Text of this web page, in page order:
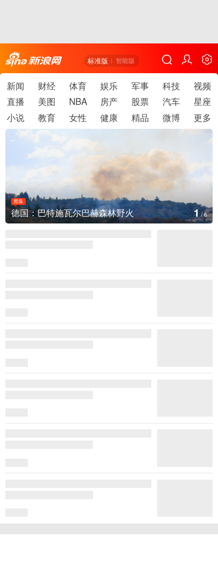
标准版 智能版
新闻 财经 体育 娱乐 军事 科技
视频
直播
美图 NBA 房产 股票 汽车
星座
小说
教育 女性 健康 精品 微博 更多
图集
乌克兰首都基辅等地传出强烈爆炸声 2/6